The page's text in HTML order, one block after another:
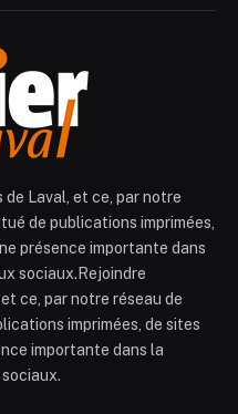
de Laval, et ce, par notre
de publications imprimées,
présence importante dans
sociaux.Rejoindre
ce, par notre réseau de
imprimées, de sites
importante dans la